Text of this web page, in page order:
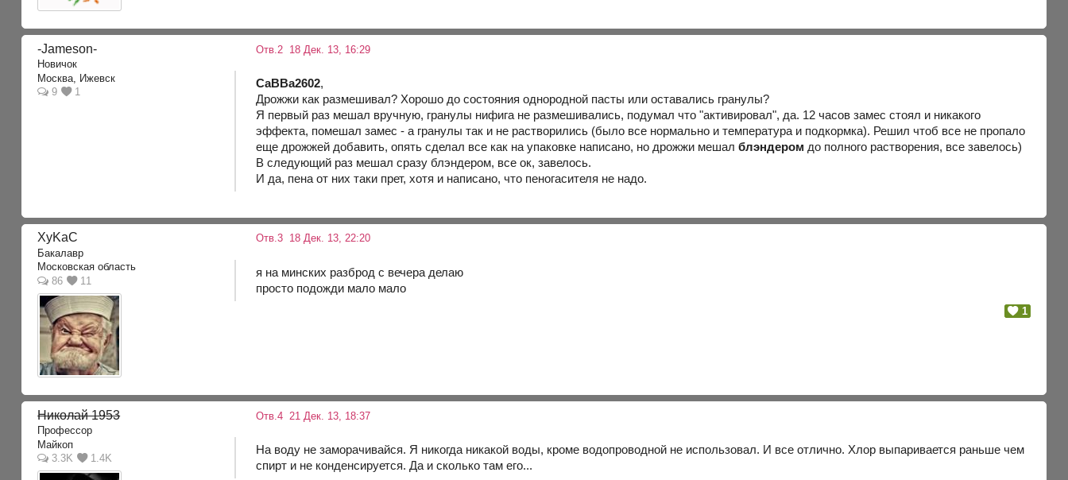
-Jameson-
Новичок
Москва, Ижевск
9
1
Отв.2 18 Дек. 13, 16:29
СаВВа2602,
Дрожжи как размешивал? Хорошо до состояния однородной пасты или оставались гранулы?
Я первый раз мешал вручную, гранулы нифига не размешивались, подумал что "активировал", да. 12 часов замес стоял и никакого
эффекта, помешал замес - а гранулы так и не растворились (было все нормально и температура и подкормка). Решил чтоб все не пропало
еще дрожжей добавить, опять сделал все как на упаковке написано, но дрожжи мешалблэндером до полного растворения, все завелось)
В следующий раз мешал сразу блэндером, все ок, завелось.
И да, пена от них таки прет, хотя и написано, что пеногасителя не надо.
XyKaC
Бакалавр
Московская область
86
11
Отв.3 18 Дек. 13, 22:20
я на минских разброд с вечера делаю
просто подожди мало мало
1
Николай 1953
Профессор
Майкоп
3.3K
1.4K
Отв.4 21 Дек. 13, 18:37
На воду не заморачивайся. Я никогда никакой воды, кроме водопроводной не использовал. И все отлично. Хлор выпаривается раньше чем
спирт и не конденсируется. Да и сколько там его...